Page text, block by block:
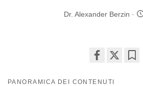
Dr. Alexander Berzin
on
PANORAMICA DEI CONTENUTI